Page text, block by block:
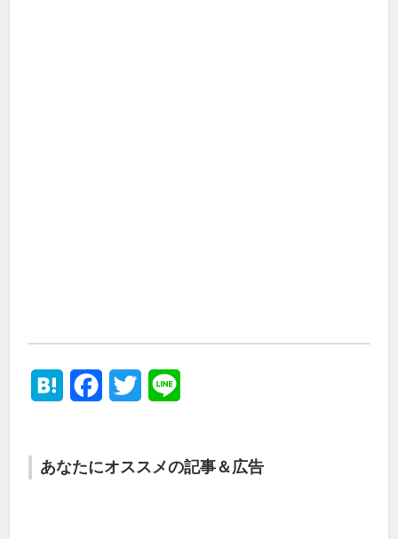
Hatena Facebook
Twitter
あなたにオススメの記事＆広告